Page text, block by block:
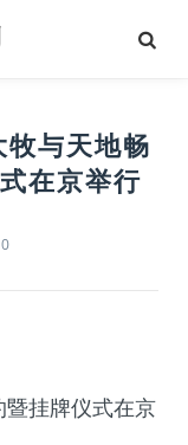
与天地畅
在京举行
暨挂牌仪式在京